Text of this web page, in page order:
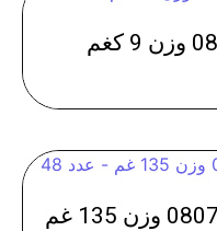
حمص بطحينية الكسيح - 0807 وزن 135 غم